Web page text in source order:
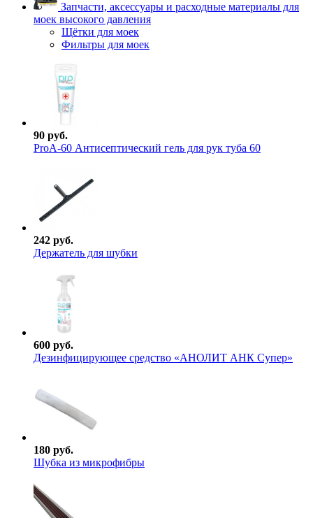
Запчасти, аксессуары и расходные материалы для
моек высокого давления
Щётки для моек
Фильтры для моек
90 руб.
ProА-60 Антисептический гель для рук туба 60
242 руб.
Держатель для шубки
600 руб.
Дезинфицирующее средство «АНОЛИТ АНК Супер»
180 руб.
Шубка из микрофибры